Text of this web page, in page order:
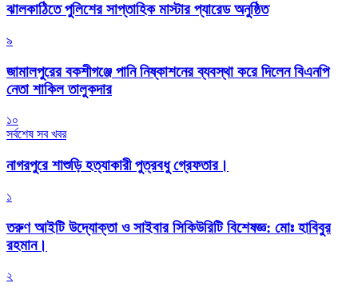
‎ঝালকাঠিতে পুলিশের সাপ্তাহিক মাস্টার প্যারেড অনুষ্ঠিত
৯
জামালপুরের বকশীগঞ্জে পানি নিষ্কাশনের ব্যবস্থা করে দিলেন বিএনপি
নেতা শাকিল তালুকদার
১০
সর্বশেষ সব খবর
নাগরপুরে শাশুড়ি হত্যাকারী পুত্রবধু গ্রেফতার।
১
তরুণ আইটি উদ্যোক্তা ও সাইবার সিকিউরিটি বিশেষজ্ঞ: মোঃ হাবিবুর
রহমান।
২